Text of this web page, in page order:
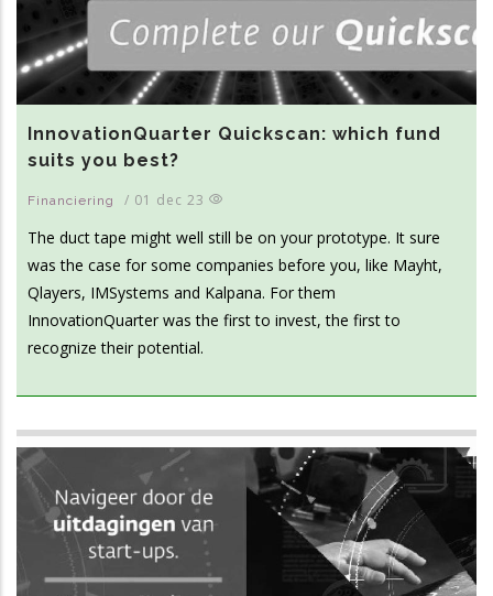
InnovationQuarter Quickscan: which fund
suits you best?
Financiering / 01 dec 23
The duct tape might well still be on your prototype. It sure
was the case for some companies before you, like Mayht,
Qlayers, IMSystems and Kalpana. For them
InnovationQuarter was the first to invest, the first to
recognize their potential.